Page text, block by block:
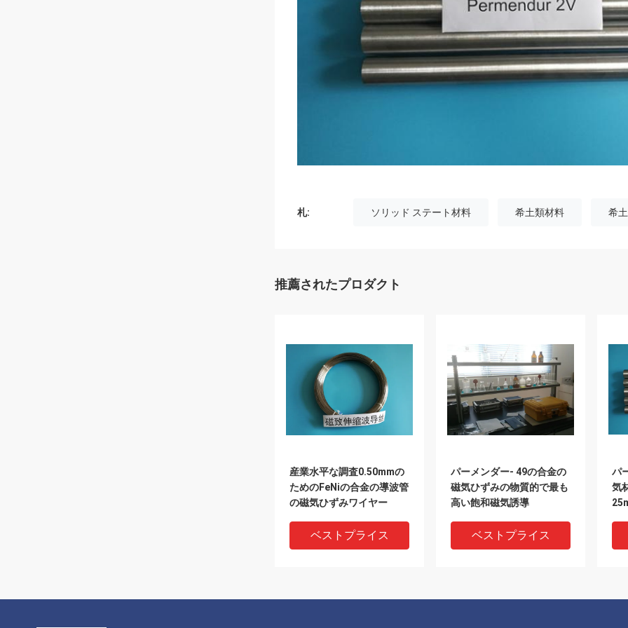
札: ソリッド ステート材料 希土類材料 希
推薦されたプロダクト
産業水平な調査0.50mmの
ためのFeNiの合金の導波管
の磁気ひずみワイヤー
ベストプライス
パーメンダー- 49の合金の
磁気ひずみの物質的で最も
高い飽和磁気誘導
ベストプライス
パ
気